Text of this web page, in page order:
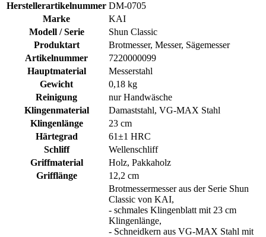
Herstellerartikelnummer DM-0705
Marke
KAI
Modell / Serie
Shun Classic
Produktart
Brotmesser, Messer, Sägemesser
Artikelnummer
7220000099
Hauptmaterial
Messerstahl
Gewicht
0,18 kg
Reinigung
nur Handwäsche
Klingenmaterial
Damaststahl, VG-MAX Stahl
Klingenlänge
23 cm
Härtegrad
61±1 HRC
Schliff
Wellenschliff
Griffmaterial
Holz, Pakkaholz
Grifflänge
12,2 cm
Brotmessermesser aus der Serie Shun
Classic von KAI,
- schmales Klingenblatt mit 23 cm
Klingenlänge,
- Schneidkern aus VG-MAX Stahl mit